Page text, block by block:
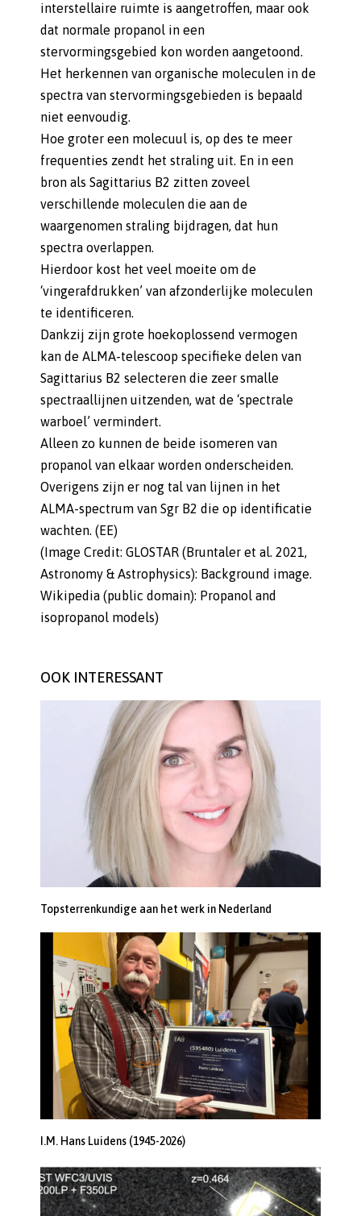
interstellaire ruimte is aangetroffen, maar ook
dat normale propanol in een
stervormingsgebied kon worden aangetoond.
Het herkennen van organische moleculen in de
spectra van stervormingsgebieden is bepaald
niet eenvoudig.
Hoe groter een molecuul is, op des te meer
frequenties zendt het straling uit. En in een
bron als Sagittarius B2 zitten zoveel
verschillende moleculen die aan de
waargenomen straling bijdragen, dat hun
spectra overlappen.
Hierdoor kost het veel moeite om de
‘vingerafdrukken’ van afzonderlijke moleculen
te identificeren.
Dankzij zijn grote hoekoplossend vermogen
kan de ALMA-telescoop specifieke delen van
Sagittarius B2 selecteren die zeer smalle
spectraallijnen uitzenden, wat de ‘spectrale
warboel’ vermindert.
Alleen zo kunnen de beide isomeren van
propanol van elkaar worden onderscheiden.
Overigens zijn er nog tal van lijnen in het
ALMA-spectrum van Sgr B2 die op identificatie
wachten. (EE)
(Image Credit: GLOSTAR (Bruntaler et al. 2021,
Astronomy & Astrophysics): Background image.
Wikipedia (public domain): Propanol and
isopropanol models)
OOK INTERESSANT
Topsterrenkundige aan het werk in Nederland
I.M. Hans Luidens (1945-2026)